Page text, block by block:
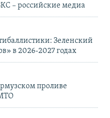
– российские медиа
Зеленский
в 2026-2027 годах
проливе